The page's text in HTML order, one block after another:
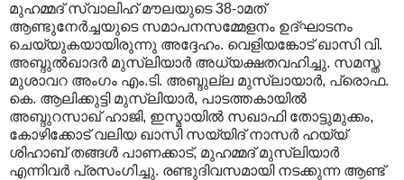
മുഹമ്മദ് സ്വാലിഹ് മൗലയുടെ 38-ാമത്
ആണ്ടുനേര്‍ച്ചയുടെ സമാപനസമ്മേളനം ഉദ്ഘാടനം
ചെയ്യുകയായിരുന്നു അദ്ദേഹം. വെളിയങ്കോട് ഖാസി വി.
അബ്ദുല്‍ഖാദര്‍ മുസ്‌ലിയാര്‍ അധ്യക്ഷതവഹിച്ചു. സമസ്ത
മുശാവറ അംഗം എം.ടി. അബ്ദുല്ല മുസ്‌ലായാര്‍, പ്രൊഫ.
കെ. ആലിക്കുട്ടി മുസ്‌ലിയാര്‍, പാടത്തകായില്‍
അബ്ദുറസാഖ് ഹാജി, ഇസ്മായില്‍ സഖാഫി തോട്ടുമുക്കം,
കോഴിക്കോട് വലിയ ഖാസി സയ്യിദ് നാസര്‍ ഹയ്യ്
ശിഹാബ് തങ്ങള്‍ പാണക്കാട്, മുഹമ്മദ് മുസ്‌ലിയാര്‍
എന്നിവര്‍ പ്രസംഗിച്ചു. രണ്ടുദിവസമായി നടക്കുന്ന ആണ്ട്